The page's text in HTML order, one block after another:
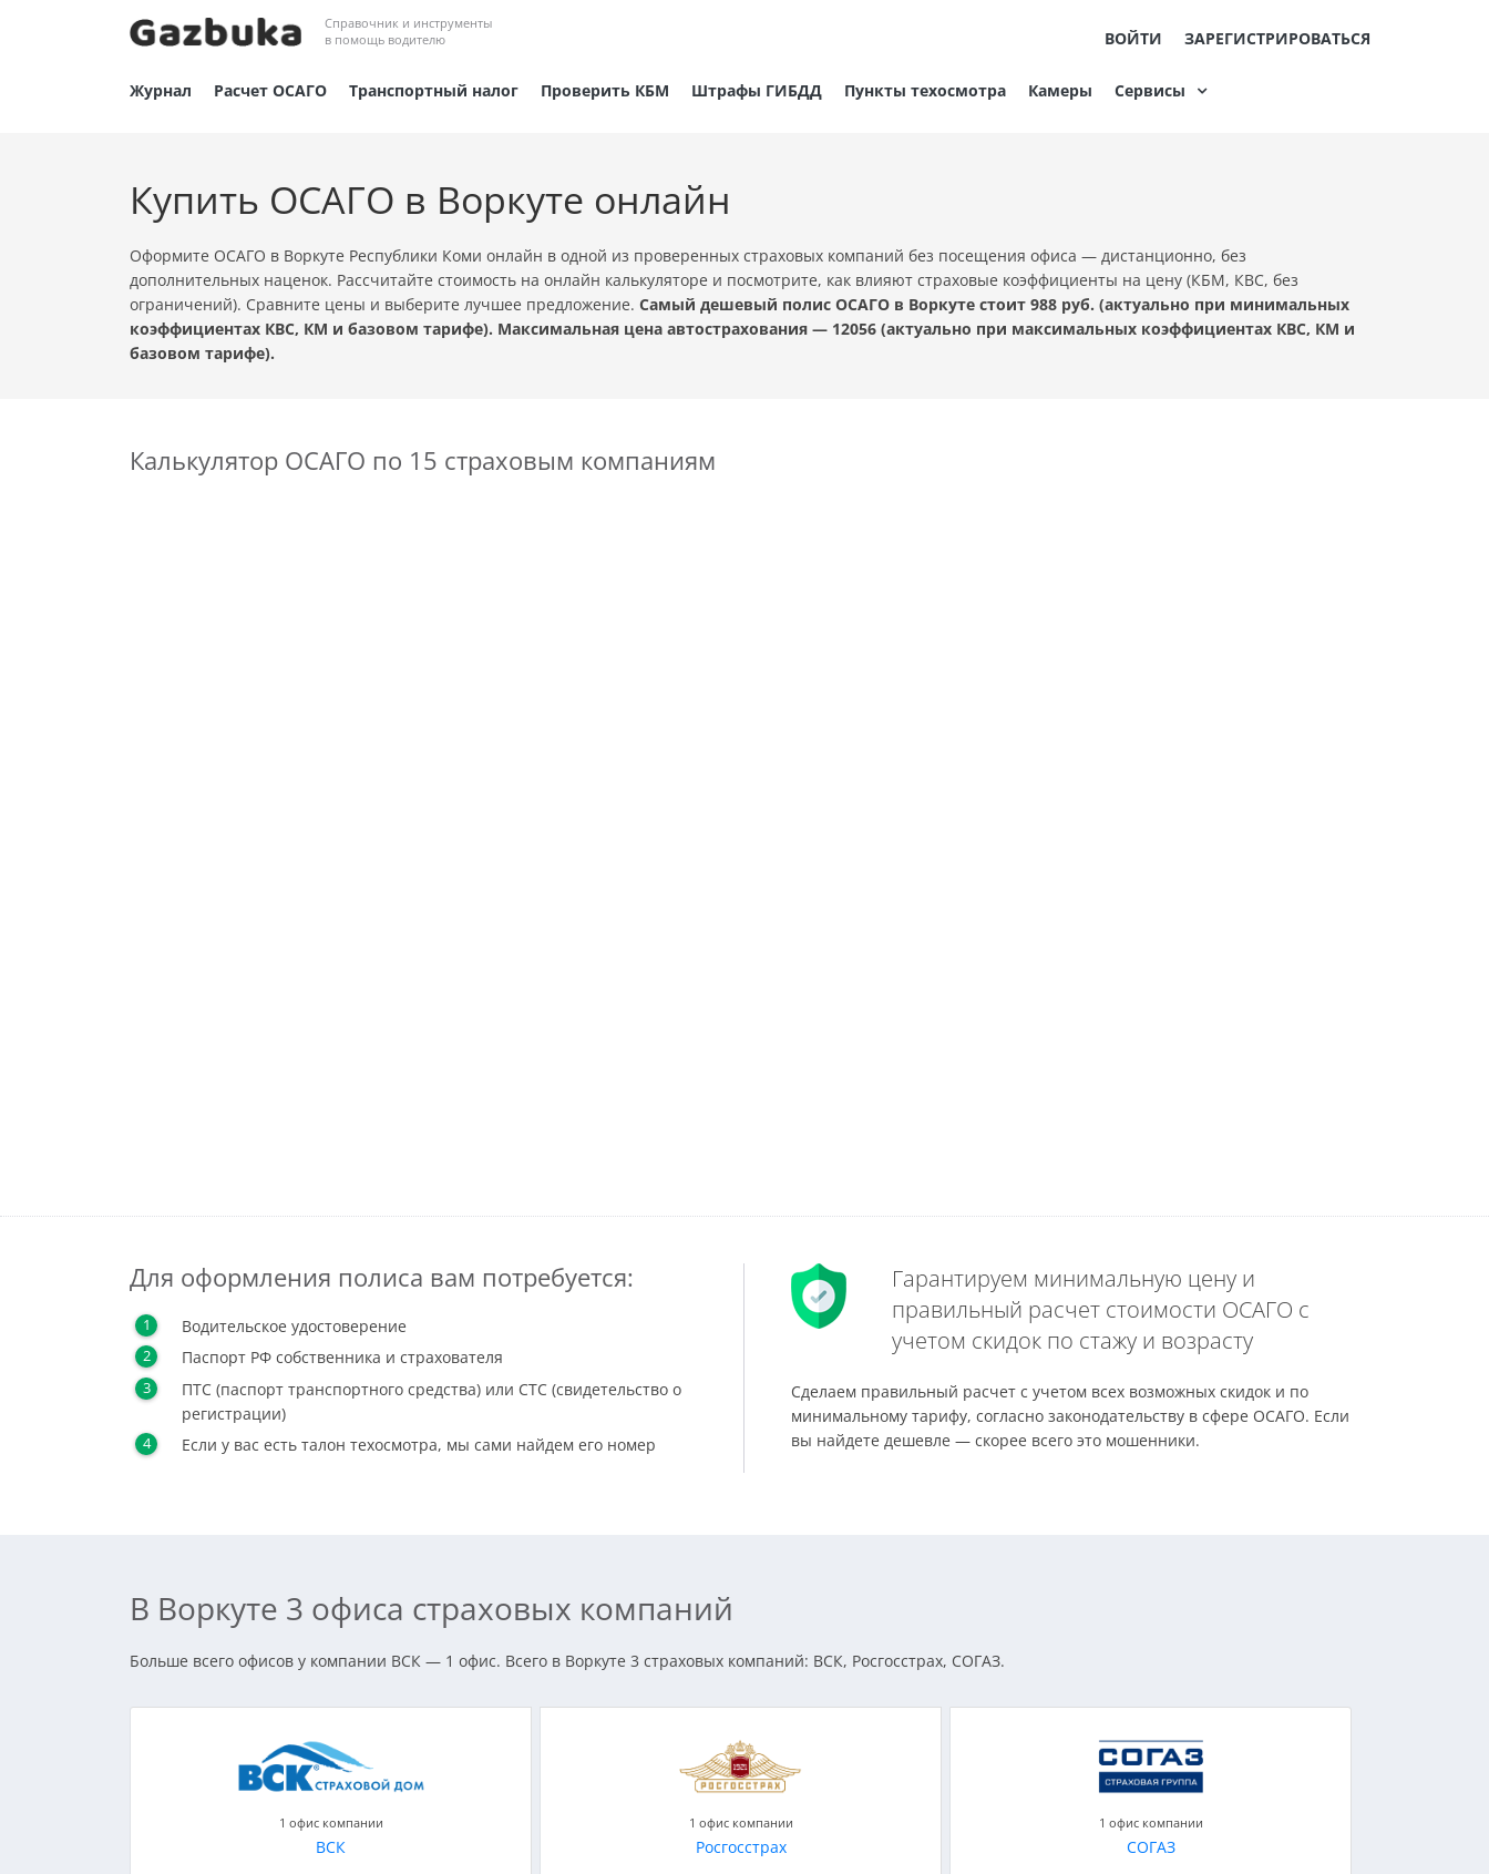
Справочник и инструменты
в помощь водителю
ВОЙТИ ЗАРЕГИСТРИРОВАТЬСЯ
Журнал Расчет ОСАГО Транспортный налог Проверить КБМ Штрафы ГИБДД Пункты техосмотра Камеры Сервисы
Купить ОСАГО в Воркуте онлайн
Оформите ОСАГО в Воркуте Республики Коми онлайн в одной из проверенных страховых компаний без посещения офиса — дистанционно, без
дополнительных наценок. Рассчитайте стоимость на онлайн калькуляторе и посмотрите, как влияют страховые коэффициенты на цену (КБМ, КВС, без
ограничений). Сравните цены и выберите лучшее предложение. Самый дешевый полис ОСАГО в Воркуте стоит 988 руб. (актуально при минимальных
коэффициентах КВС, КМ и базовом тарифе). Максимальная цена автострахования — 12056 (актуально при максимальных коэффициентах КВС, КМ и
базовом тарифе).
Калькулятор ОСАГО по 15 страховым компаниям
Для оформления полиса вам потребуется:
Водительское удостоверение
Паспорт РФ собственника и страхователя
ПТС (паспорт транспортного средства) или СТС (свидетельство о
регистрации)
Если у вас есть талон техосмотра, мы сами найдем его номер
Гарантируем минимальную цену и
правильный расчет стоимости ОСАГО с
учетом скидок по стажу и возрасту
Сделаем правильный расчет с учетом всех возможных скидок и по
минимальному тарифу, согласно законодательству в сфере ОСАГО. Если
вы найдете дешевле — скорее всего это мошенники.
В Воркуте 3 офиса страховых компаний
Больше всего офисов у компании ВСК — 1 офис. Всего в Воркуте 3 страховых компаний: ВСК, Росгосстрах, СОГАЗ.
1 офис компании
ВСК
1 офис компании
Росгосстрах
1 офис компании
СОГАЗ